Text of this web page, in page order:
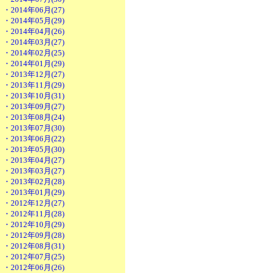
・2014年06月(27)
・2014年05月(29)
・2014年04月(26)
・2014年03月(27)
・2014年02月(25)
・2014年01月(29)
・2013年12月(27)
・2013年11月(29)
・2013年10月(31)
・2013年09月(27)
・2013年08月(24)
・2013年07月(30)
・2013年06月(22)
・2013年05月(30)
・2013年04月(27)
・2013年03月(27)
・2013年02月(28)
・2013年01月(29)
・2012年12月(27)
・2012年11月(28)
・2012年10月(29)
・2012年09月(28)
・2012年08月(31)
・2012年07月(25)
・2012年06月(26)